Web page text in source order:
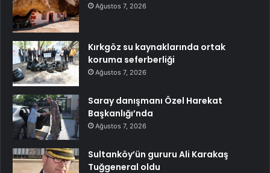
Ağustos 7, 2026
Kırkgöz su kaynaklarında ortak
koruma seferberliği
Ağustos 7, 2026
Saray danışmanı Özel Harekat
Başkanlığı’nda
Ağustos 7, 2026
Sultanköy’ün gururu Ali Karakaş
Tuğgeneral oldu